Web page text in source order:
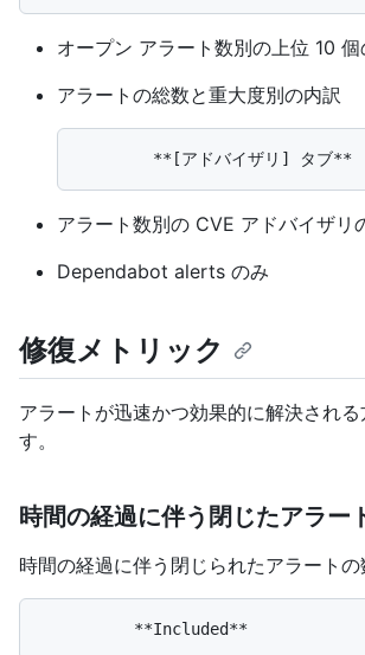
オープン アラート数別の上位 10 個
アラートの総数と重大度別の内訳
アラート数別の CVE アドバイザリ
Dependabot alerts のみ
修復メトリック
アラートが迅速かつ効果的に解決される
す。
時間の経過に伴う閉じたアラー
時間の経過に伴う閉じられたアラートの